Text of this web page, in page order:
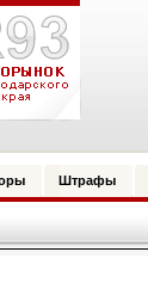
Штрафы